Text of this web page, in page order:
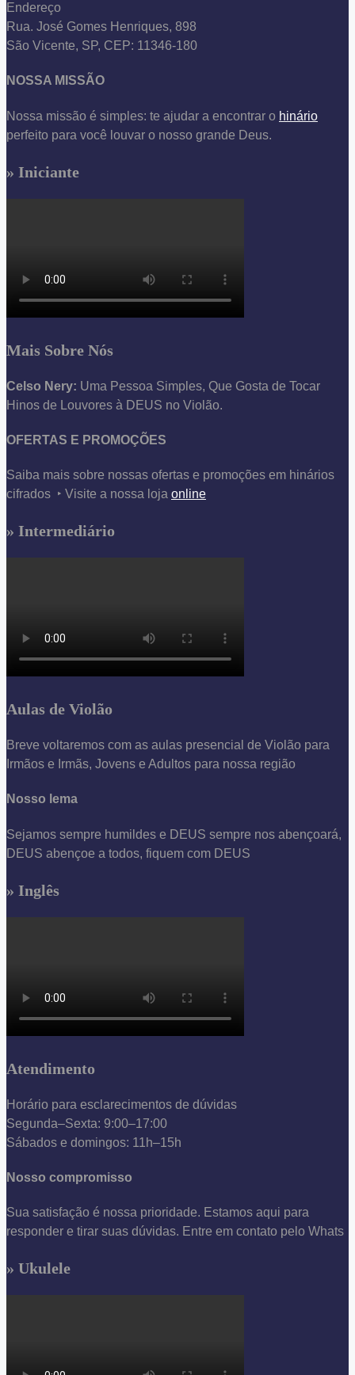
Endereço
Rua. José Gomes Henriques, 898
São Vicente, SP, CEP: 11346-180
NOSSA MISSÃO
Nossa missão é simples: te ajudar a encontrar o hinário
perfeito para você louvar o nosso grande Deus.
» Iniciante
Mais Sobre Nós
Celso Nery: Uma Pessoa Simples, Que Gosta de Tocar
Hinos de Louvores à DEUS no Violão.
OFERTAS E PROMOÇÕES
Saiba mais sobre nossas ofertas e promoções em hinários
cifrados ‣ Visite a nossa loja online
» Intermediário
Aulas de Violão
Breve voltaremos com as aulas presencial de Violão para
Irmãos e Irmãs, Jovens e Adultos para nossa região
Nosso lema
Sejamos sempre humildes e DEUS sempre nos abençoará,
DEUS abençoe a todos, fiquem com DEUS
» Inglês
Atendimento
Horário para esclarecimentos de dúvidas
Segunda–Sexta: 9:00–17:00
Sábados e domingos: 11h–15h
Nosso compromisso
Sua satisfação é nossa prioridade. Estamos aqui para
responder e tirar suas dúvidas. Entre em contato pelo Whats
» Ukulele